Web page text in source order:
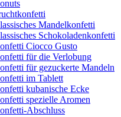
Mandelkonfetti
Schokoladenkonfetti
Ciocco Gusto
für die Verlobung
für gezuckerte Mandeln
im Tablett
kubanische Ecke
spezielle Aromen
Abschluss